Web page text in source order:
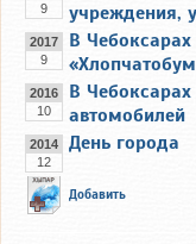
9
учреждения,
2017
9
В
2016
10
В
автомобилей
2014
12
День города
Добавить